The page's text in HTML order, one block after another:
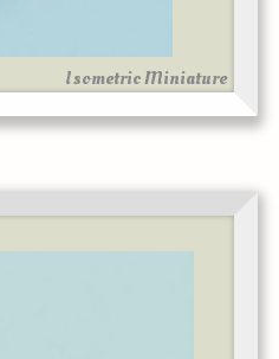
Isometric Miniature